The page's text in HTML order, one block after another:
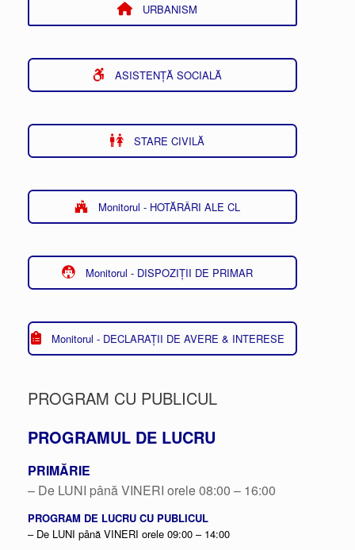
URBANISM
ASISTENȚĂ SOCIALĂ
STARE CIVILĂ
Monitorul - HOTĂRÂRI ALE CL
Monitorul - DISPOZIȚII DE PRIMAR
Monitorul - DECLARAȚII DE AVERE & INTERESE
PROGRAM CU PUBLICUL
PROGRAMUL DE LUCRU
PRIMĂRIE
– De LUNI până VINERI orele 08:00 – 16:00
PROGRAM DE LUCRU CU PUBLICUL
– De LUNI până VINERI orele 09:00 – 14:00